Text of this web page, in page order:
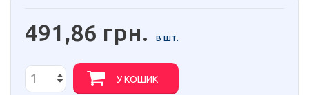
491,86 грн. в шт.
У КОШИК